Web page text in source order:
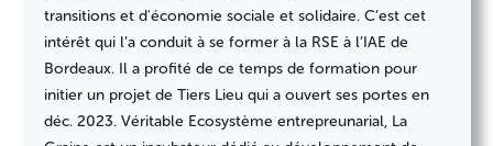
transitions et d'économie sociale et solidaire. C’est cet
intérêt qui l’a conduit à se former à la RSE à l’IAE de
Bordeaux. Il a profité de ce temps de formation pour
initier un projet de Tiers Lieu qui a ouvert ses portes en
déc. 2023. Véritable Ecosystème entrepreunarial, La